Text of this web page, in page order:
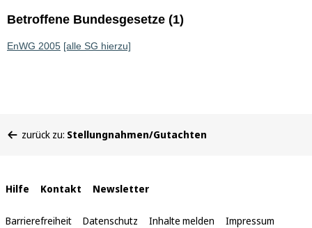
Betroffene Bundesgesetze (1)
EnWG 2005 [alle SG hierzu]
befinden
zurück zu: Stellungnahmen/Gutachten
Interne
Links
Hilfe Kontakt Newsletter
Barrierefreiheit Datenschutz Inhalte melden Impressum